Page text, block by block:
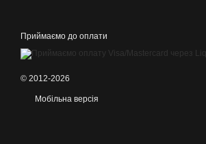
Приймаємо до оплати
© 2012-2026
Мобільна версія